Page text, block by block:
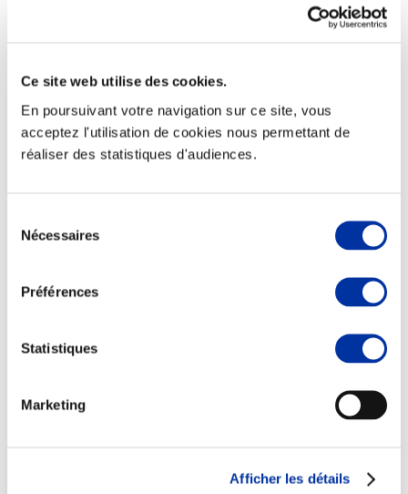
Ce site web utilise des cookies.
En poursuivant votre navigation sur ce site, vous
acceptez l'utilisation de cookies nous permettant de
réaliser des statistiques d'audiences.
Nécessaires
Préférences
Statistiques
Marketing
Afficher les détails
Transport – mise en marché
Abattoir
Partenaire Climat
Alimentation de qualité, raisonnée et durable